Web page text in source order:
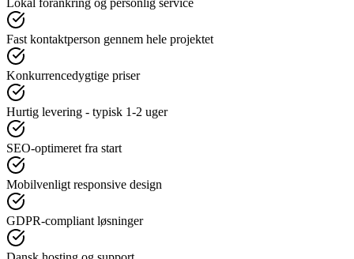
Lokal forankring og personlig service
Fast kontaktperson gennem hele projektet
Konkurrencedygtige priser
Hurtig levering - typisk 1-2 uger
SEO-optimeret fra start
Mobilvenligt responsive design
GDPR-compliant løsninger